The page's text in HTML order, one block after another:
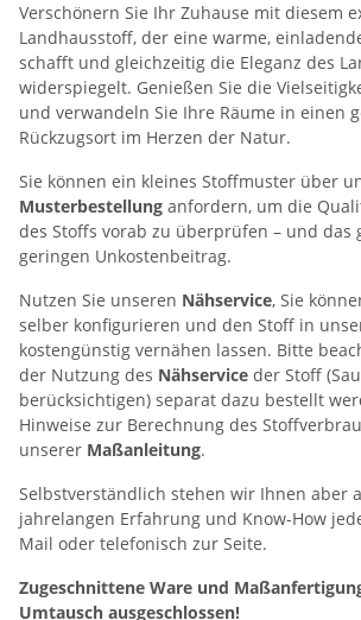
Verschönern Sie Ihr Zuhause mit diesem
Landhausstoff, der eine warme,
schafft und gleichzeitig die Eleganz des
widerspiegelt. Genießen Sie die
und verwandeln Sie Ihre Räume in einen
Rückzugsort im Herzen der Natur.
Sie können ein kleines Stoffmuster über
Musterbestellung anfordern, um die
des Stoffs vorab zu überprüfen – und das
geringen Unkostenbeitrag.
Nutzen Sie unseren Nähservice, Sie
selber konfigurieren und den Stoff in
kostengünstig vernähen lassen. Bitte
der Nutzung des Nähservice der Stoff
berücksichtigen) separat dazu bestellt
Hinweise zur Berechnung des
unserer Maßanleitung.
Selbstverständlich stehen wir Ihnen aber
jahrelangen Erfahrung und Know-How
Mail oder telefonisch zur Seite.
Zugeschnittene Ware und
Umtausch ausgeschlossen!